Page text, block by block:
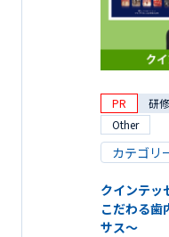
PR 研
Other
カテゴリ
クインテッ
こだわる歯
サス～